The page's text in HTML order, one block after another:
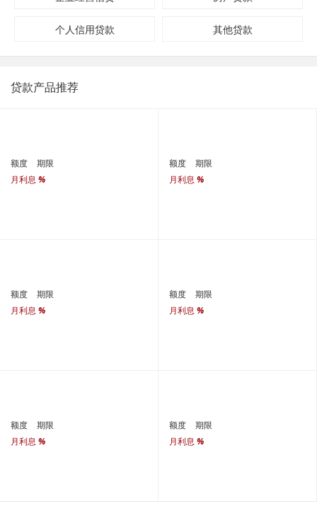
个人信用贷款 其他贷款
贷款产品推荐
额度
期限
月利息 %
额度
期限
月利息 %
额度
期限
月利息 %
额度
期限
月利息 %
额度
期限
月利息 %
额度
期限
月利息 %